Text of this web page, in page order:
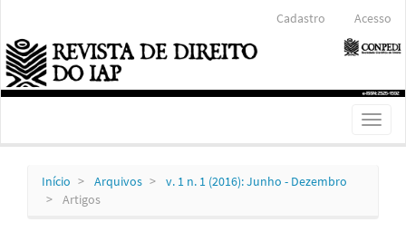
Conteúdo
principal
Barra
Lateral
Cadastro Acesso
Toggle
Início Arquivos
v. 1 n. 1 (2016): Junho - Dezembro
Artigos